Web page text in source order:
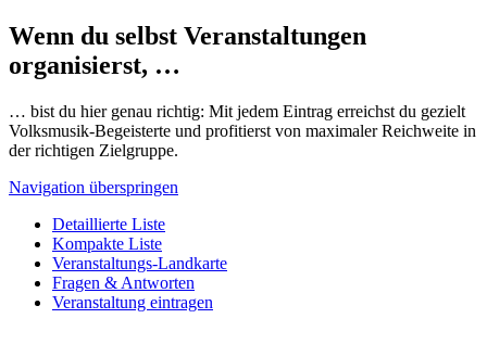
Wenn du selbst Veranstaltungen
organisierst, …
… bist du hier genau richtig: Mit jedem Eintrag erreichst du gezielt
Volksmusik-Begeisterte und profitierst von maximaler Reichweite in
der richtigen Zielgruppe.
Navigation überspringen
Detaillierte Liste
Kompakte Liste
Veranstaltungs-Landkarte
Fragen & Antworten
Veranstaltung eintragen